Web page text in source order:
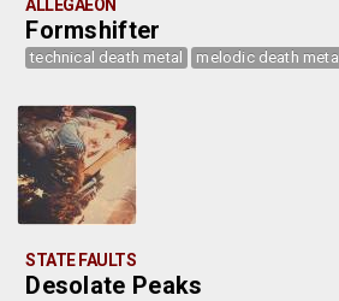
ALLEGAEON
Formshifter
technical death metal melodic death metal
STATE FAULTS
Desolate Peaks